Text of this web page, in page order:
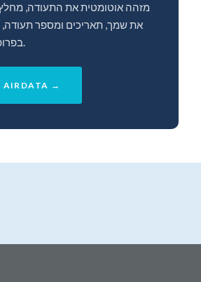
את שמך, תאריכים ומספר תעודה,
בפרופיל הטייס שלך.
התחל עם AIRDATA →